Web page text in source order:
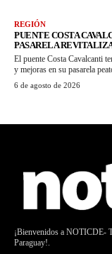
REGIÓN
PUENTE COSTA
PASARELA
El puente Costa Cavalcanti
y mejoras en su pasarela
6 de agosto de 2026
¡Bienvenidos a NOTICDE-
Paraguay!.